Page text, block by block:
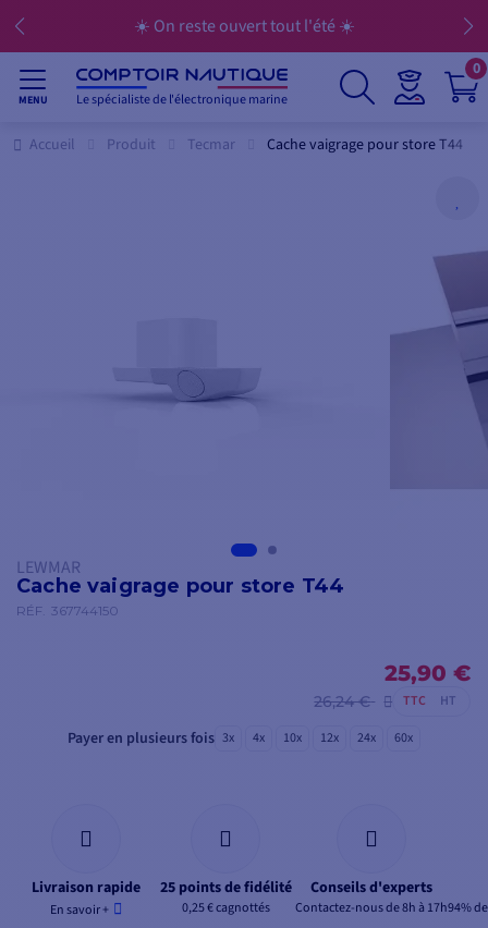
☀️ On reste ouvert tout l'été ☀️
MENU Le spécialiste de l'électronique marine
0
Accueil Produit Tecmar Cache vaigrage pour store T44
LEWMAR
Cache vaigrage pour store T44
RÉF. 367744150
25,90 €
26,24 € TTC HT
Payer en plusieurs fois 3x 4x 10x 12x 24x 60x
Livraison rapide
En savoir +
25 points de fidélité
0,25 € cagnottés
Conseils d'experts
Contactez-nous de 8h à 17h94%